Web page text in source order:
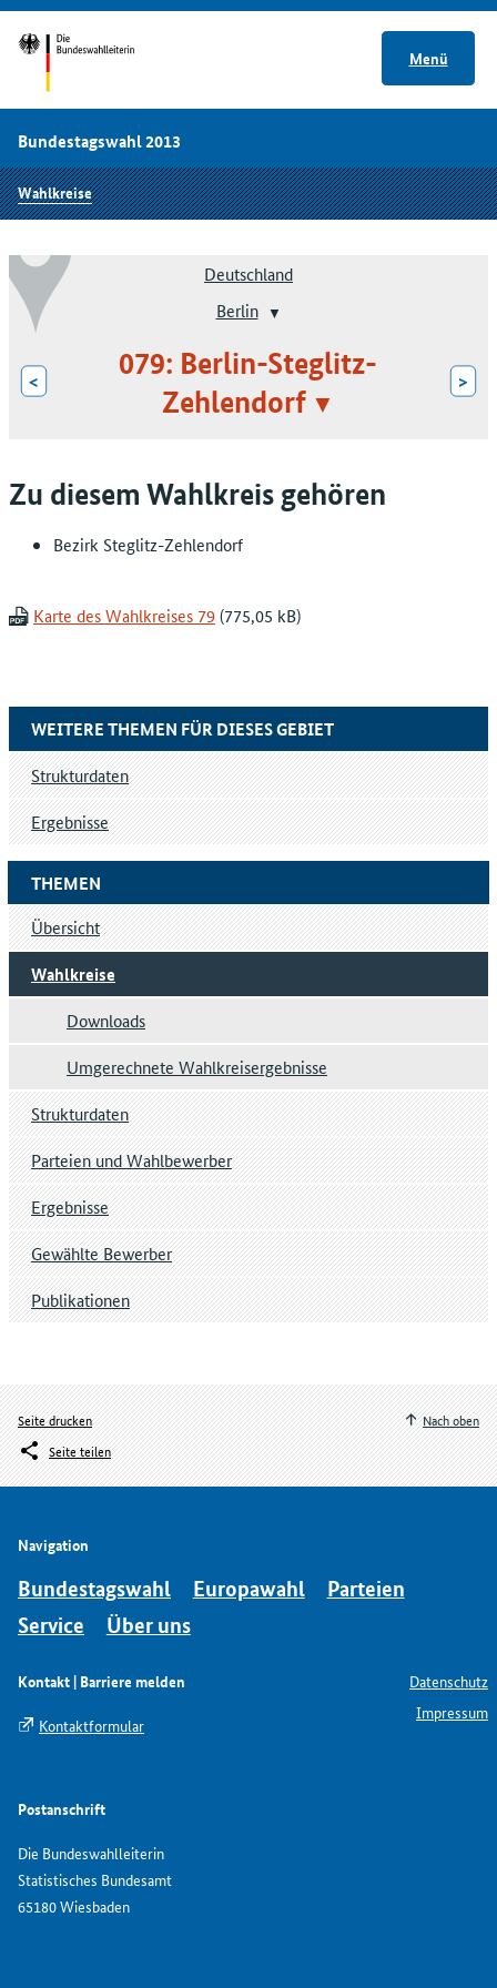
Menü
Bundestagswahl 2013
Wahlkreise
Deutschland
Berlin
<
079: Berlin-Steglitz-
Zehlendorf
>
Zu diesem Wahlkreis gehören
Bezirk Steglitz-Zehlendorf
Karte des Wahlkreises 79
THEMEN
Übersicht
Wahlkreise
Downloads
Umgerechnete Wahlkreisergebnisse
Strukturdaten
Parteien und Wahlbewerber
Ergebnisse
Gewählte Bewerber
Publikationen
WEITERE THEMEN FÜR DIESES GEBIET
Strukturdaten
Ergebnisse
Seite drucken
Seite teilen
Nach oben
Navigation
Bundestagswahl Europawahl
Parteien
Service
Über uns
Kontakt | Barriere melden
Kontaktformular
Postanschrift
Die Bundeswahlleiterin
Statistisches Bundesamt
65180 Wiesbaden
Datenschutz
Impressum